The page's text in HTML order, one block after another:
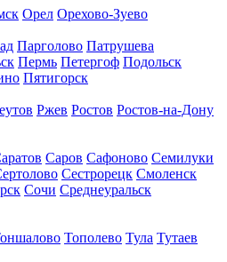
Орел Орехово-Зуево
Парголово Патрушева
Пермь Петергоф Подольск
Пятигорск
Ржев Ростов Ростов-на-Дону
Саров Сафоново Семилуки
Сестрорецк Смоленск
Сочи Среднеуральск
Тополево Тула Тутаев